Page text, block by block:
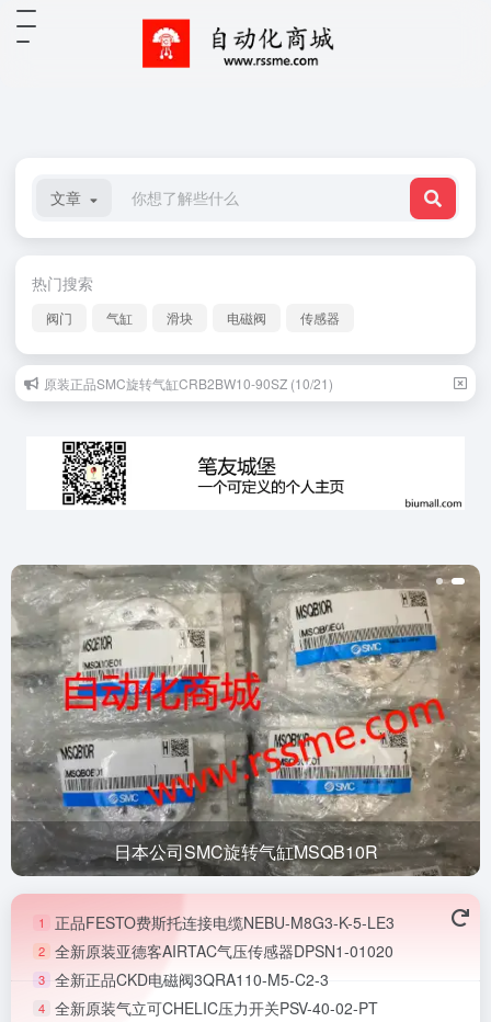
文章
热门搜索
阀门 气缸 滑块 电磁阀 传感器
原装正品SMC旋转气缸CRB2BW10-90SZ (10/21)
日本公司SMC旋转气缸MSQB10R
1 正品FESTO费斯托连接电缆NEBU-M8G3-K-5-LE3
2 全新原装亚德客AIRTAC气压传感器DPSN1-01020
3 全新正品CKD电磁阀3QRA110-M5-C2-3
4 全新原装气立可CHELIC压力开关PSV-40-02-PT